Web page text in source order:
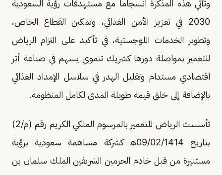
وتأتي هذه المذكرة انسجاما مع مستهدفات رؤية السعودية
2030 في تعزيز الأمن الغذائي، وتمكين القطاع الخاص،
وتطوير الخدمات اللوجستية، في تأكيد على التزام الرياض
للتعمير بمواصلة دورها كشريك تنموي يسهم في صناعة أثر
اقتصادي مستدام وتقليل الهدر في سلاسل الإمداد الغذائي
بالإضافة إلى خلق قيمة طويلة المدى لكامل المنظومة.
تأسست الرياض للتعمير بالمرسوم الملكي الكريم رقم (م/2)
بتاريخ 09/02/1414هـ كشركة مساهمة سعودية برؤية
مستنيرة من قبل خادم الحرمين الشريفين الملك سلمان بن